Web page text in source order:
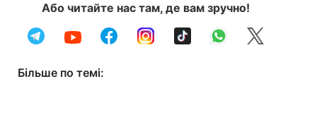
Або читайте нас там, де вам зручно!
Більше по темі: